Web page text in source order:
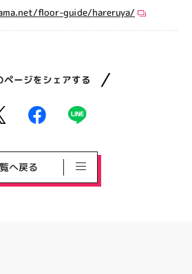
floor-guide/hareruya/
ページをシェアする
へ戻る